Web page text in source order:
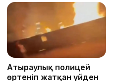
Атыраулық полицей
өртеніп жатқан үйден